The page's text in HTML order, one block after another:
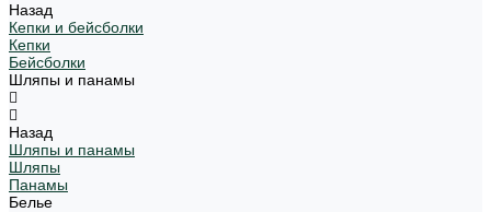
Назад
Кепки и бейсболки
Кепки
Бейсболки
Шляпы и панамы
Назад
Шляпы и панамы
Шляпы
Панамы
Белье